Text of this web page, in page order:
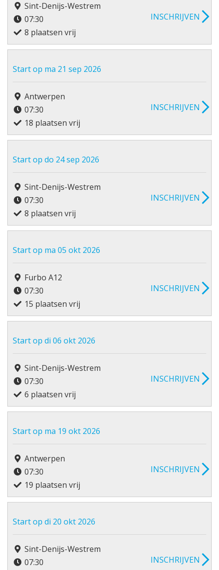
INSCHRIJVEN
Sint-Denijs-Westrem
07:30
8 plaatsen vrij
Start op ma 21 sep 2026
INSCHRIJVEN
Antwerpen
07:30
18 plaatsen vrij
Start op do 24 sep 2026
INSCHRIJVEN
Sint-Denijs-Westrem
07:30
8 plaatsen vrij
Start op ma 05 okt 2026
INSCHRIJVEN
Furbo A12
07:30
15 plaatsen vrij
Start op di 06 okt 2026
INSCHRIJVEN
Sint-Denijs-Westrem
07:30
6 plaatsen vrij
Start op ma 19 okt 2026
INSCHRIJVEN
Antwerpen
07:30
19 plaatsen vrij
Start op di 20 okt 2026
INSCHRIJVEN
Sint-Denijs-Westrem
07:30